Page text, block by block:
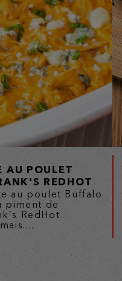
AU POULET
REDHOT
au poulet Buffalo
piment de
RedHot